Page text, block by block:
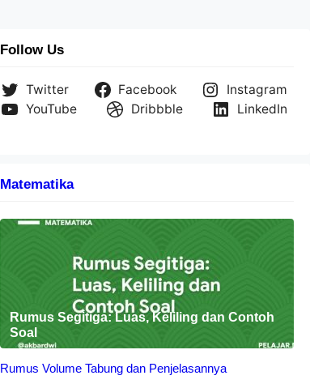
Follow Us
Twitter Facebook
Instagram
YouTube
Dribbble LinkedIn
Matematika
Rumus Segitiga: Luas, Keliling dan Contoh
Soal
Rumus Volume Tabung dan Penjelasannya